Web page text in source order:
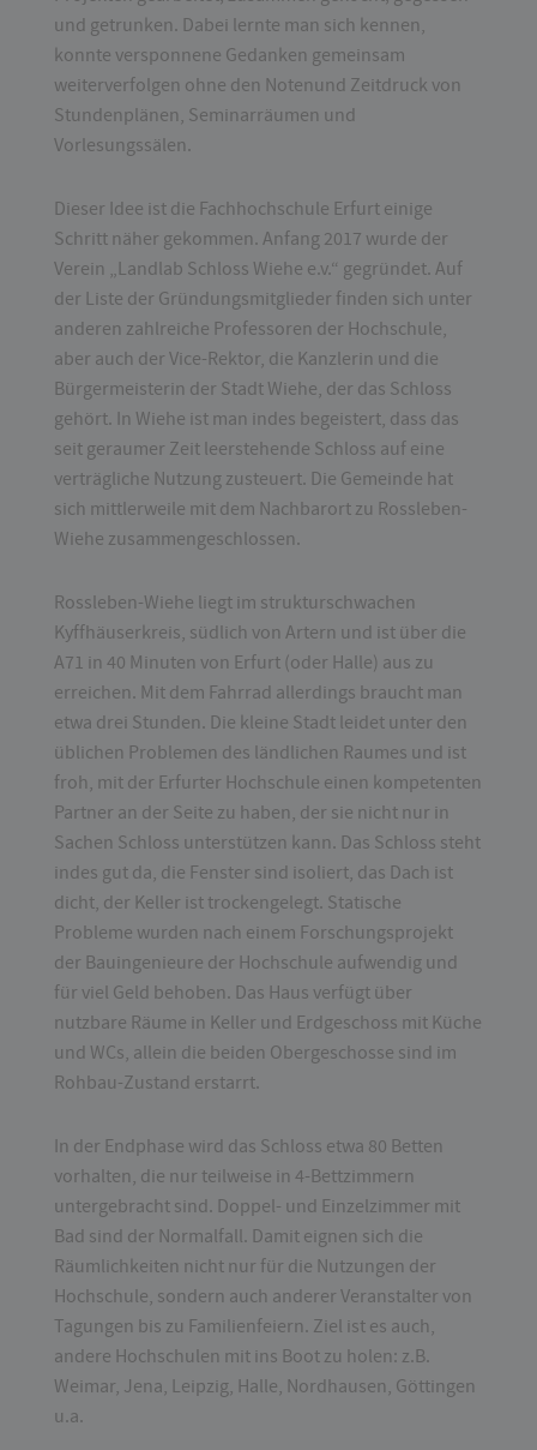
und getrunken. Dabei lernte man sich kennen,
konnte versponnene Gedanken gemeinsam
weiterverfolgen ohne den Notenund Zeitdruck von
Stundenplänen, Seminarräumen und
Vorlesungssälen.
Dieser Idee ist die Fachhochschule Erfurt einige
Schritt näher gekommen. Anfang 2017 wurde der
Verein „Landlab Schloss Wiehe e.v.“ gegründet. Auf
der Liste der Gründungsmitglieder finden sich unter
anderen zahlreiche Professoren der Hochschule,
aber auch der Vice-Rektor, die Kanzlerin und die
Bürgermeisterin der Stadt Wiehe, der das Schloss
gehört. In Wiehe ist man indes begeistert, dass das
seit geraumer Zeit leerstehende Schloss auf eine
verträgliche Nutzung zusteuert. Die Gemeinde hat
sich mittlerweile mit dem Nachbarort zu Rossleben-
Wiehe zusammengeschlossen.
Rossleben-Wiehe liegt im strukturschwachen
Kyffhäuserkreis, südlich von Artern und ist über die
A71 in 40 Minuten von Erfurt (oder Halle) aus zu
erreichen. Mit dem Fahrrad allerdings braucht man
etwa drei Stunden. Die kleine Stadt leidet unter den
üblichen Problemen des ländlichen Raumes und ist
froh, mit der Erfurter Hochschule einen kompetenten
Partner an der Seite zu haben, der sie nicht nur in
Sachen Schloss unterstützen kann. Das Schloss steht
indes gut da, die Fenster sind isoliert, das Dach ist
dicht, der Keller ist trockengelegt. Statische
Probleme wurden nach einem Forschungsprojekt
der Bauingenieure der Hochschule aufwendig und
für viel Geld behoben. Das Haus verfügt über
nutzbare Räume in Keller und Erdgeschoss mit Küche
und WCs, allein die beiden Obergeschosse sind im
Rohbau-Zustand erstarrt.
In der Endphase wird das Schloss etwa 80 Betten
vorhalten, die nur teilweise in 4-Bettzimmern
untergebracht sind. Doppel- und Einzelzimmer mit
Bad sind der Normalfall. Damit eignen sich die
Räumlichkeiten nicht nur für die Nutzungen der
Hochschule, sondern auch anderer Veranstalter von
Tagungen bis zu Familienfeiern. Ziel ist es auch,
andere Hochschulen mit ins Boot zu holen: z.B.
Weimar, Jena, Leipzig, Halle, Nordhausen, Göttingen
u.a.